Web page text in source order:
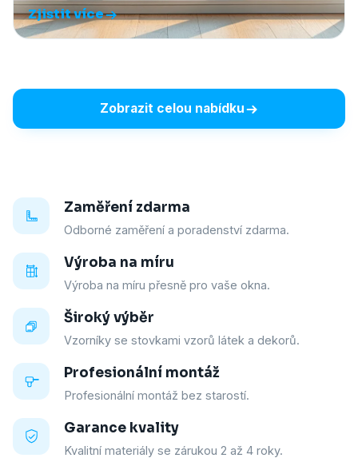
Zjistit více
Zobrazit celou nabídku
Zaměření zdarma
Odborné zaměření a poradenství zdarma.
Výroba na míru
Výroba na míru přesně pro vaše okna.
Široký výběr
Vzorníky se stovkami vzorů látek a dekorů.
Profesionální montáž
Profesionální montáž bez starostí.
Garance kvality
Kvalitní materiály se zárukou 2 až 4 roky.